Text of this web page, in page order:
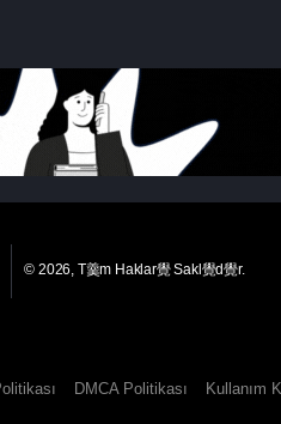
© 2026, T羹m Haklar覺 Sakl覺d覺r.
DMCA Politikası Kullanım